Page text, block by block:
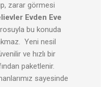
zarar görmesi
Evden Eve
bu konuda
Yeni nesil
ve hızlı bir
paketlenir.
sayesinde